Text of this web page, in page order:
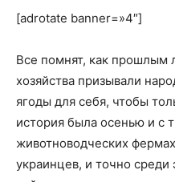
[adrotate banner=»4″]
Все помнят, как прошлым
хозяйства призывали
ягоды для себя, чтобы
история была осенью и с
животноводческих
украинцев, и точно среди